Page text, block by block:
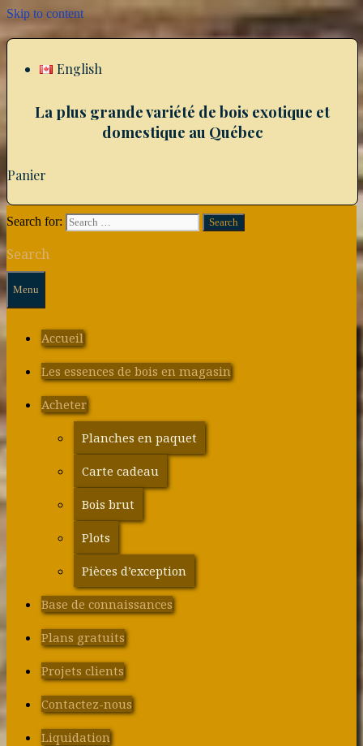
Skip to content
English
La plus grande variété de bois exotique et
domestique au Québec
Panier
Search for:
Search
Menu
Accueil
Les essences de bois en magasin
Acheter
Planches en paquet
Carte cadeau
Bois brut
Plots
Pièces d’exception
Base de connaissances
Plans gratuits
Projets clients
Contactez-nous
Liquidation